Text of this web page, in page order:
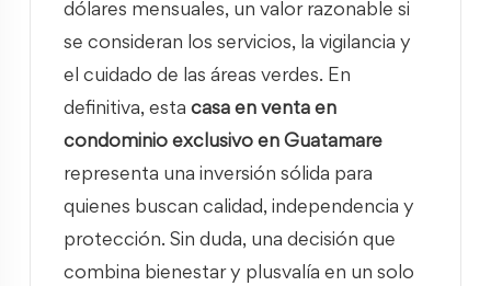
dólares mensuales, un valor razonable si
se consideran los servicios, la vigilancia y
el cuidado de las áreas verdes. En
definitiva, esta casa en venta en
condominio exclusivo en Guatamare
representa una inversión sólida para
quienes buscan calidad, independencia y
protección. Sin duda, una decisión que
combina bienestar y plusvalía en un solo